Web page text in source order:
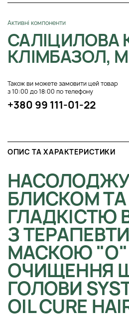
Активні компоненти
САЛІЦИЛОВА
КЛІМБАЗОЛ,
Також ви можете замовити цей товар
з 10:00 до 18:00 по телефону
+380 99 111-01-22
ОПИС ТА ХАРАКТЕРИСТИКИ
БЛИСКОМ ТА
ГЛАДКІСТЮ
З
МАСКОЮ
ОЧИЩЕННЯ
ГОЛОВИ
OIL CURE